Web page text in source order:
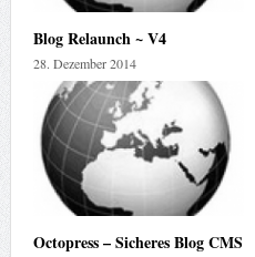
Blog Relaunch ~ V4
28. Dezember 2014
Octopress – Sicheres Blog CMS